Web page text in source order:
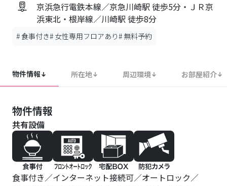
京浜急行電鉄本線／京急川崎駅 徒歩5分・ＪＲ京
浜東北・根岸線／川崎駅 徒歩8分
#食事付き# 女性専用フロアあり# 無料予約
物件情報 所在地 周辺環境 お部屋紹介
物件情報
共有設備
食事付き インターネット接続可
オートロック